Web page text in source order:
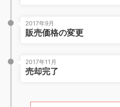
2017年9月
販売価格の変更
2017年11月
売却完了